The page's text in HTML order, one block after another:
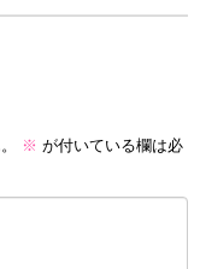
※ が付いている欄は必